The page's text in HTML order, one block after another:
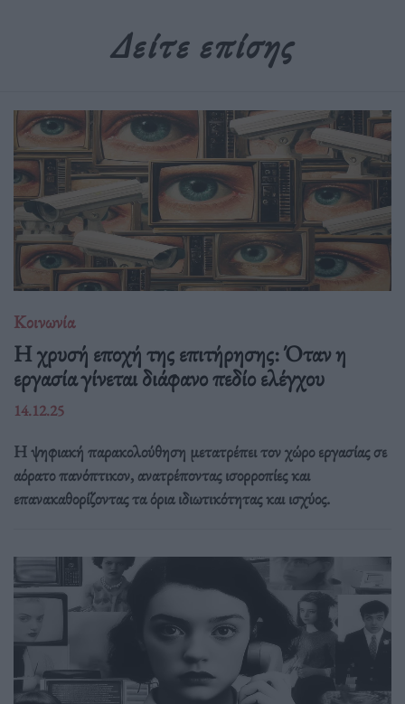
Δείτε επίσης
Κοινωνία
Η χρυσή εποχή της επιτήρησης: Όταν η
εργασία γίνεται διάφανο πεδίο ελέγχου
14.12.25
Η ψηφιακή παρακολούθηση μετατρέπει τον χώρο εργασίας σε
αόρατο πανόπτικον, ανατρέποντας ισορροπίες και
επανακαθορίζοντας τα όρια ιδιωτικότητας και ισχύος.